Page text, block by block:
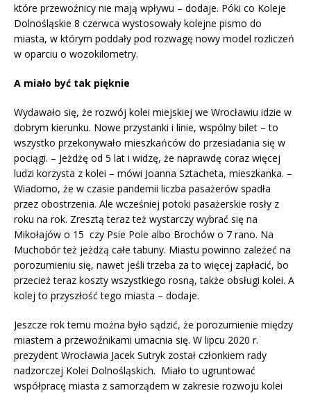
które przewoźnicy nie mają wpływu – dodaje. Póki co Koleje
Dolnośląskie 8 czerwca wystosowały kolejne pismo do
miasta, w którym poddały pod rozwagę nowy model rozliczeń
w oparciu o wozokilometry.
A miało być tak pięknie
Wydawało się, że rozwój kolei miejskiej we Wrocławiu idzie w
dobrym kierunku. Nowe przystanki i linie, wspólny bilet – to
wszystko przekonywało mieszkańców do przesiadania się w
pociągi. – Jeżdżę od 5 lat i widzę, że naprawdę coraz więcej
ludzi korzysta z kolei – mówi Joanna Sztacheta, mieszkanka. –
Wiadomo, że w czasie pandemii liczba pasażerów spadła
przez obostrzenia. Ale wcześniej potoki pasażerskie rosły z
roku na rok. Zresztą teraz też wystarczy wybrać się na
Mikołajów o 15 czy Psie Pole albo Brochów o 7 rano. Na
Muchobór też jeżdżą całe tabuny. Miastu powinno zależeć na
porozumieniu się, nawet jeśli trzeba za to więcej zapłacić, bo
przecież teraz koszty wszystkiego rosną, także obsługi kolei. A
kolej to przyszłość tego miasta – dodaje.
Jeszcze rok temu można było sądzić, że porozumienie między
miastem a przewoźnikami umacnia się. W lipcu 2020 r.
prezydent Wrocławia Jacek Sutryk został członkiem rady
nadzorczej Kolei Dolnośląskich. Miało to ugruntować
współpracę miasta z samorządem w zakresie rozwoju kolei